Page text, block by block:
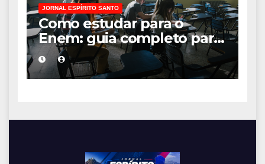
JORNAL ESPÍRITO SANTO
Como estudar para o
Enem: guia completo para
conquistar a vaga na
universidade